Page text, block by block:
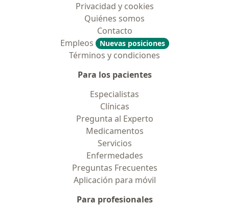
Privacidad y cookies
Quiénes somos
Contacto
Empleos
Nuevas posiciones
Términos y condiciones
Para los pacientes
Especialistas
Clínicas
Pregunta al Experto
Medicamentos
Servicios
Enfermedades
Preguntas Frecuentes
Aplicación para móvil
Para profesionales